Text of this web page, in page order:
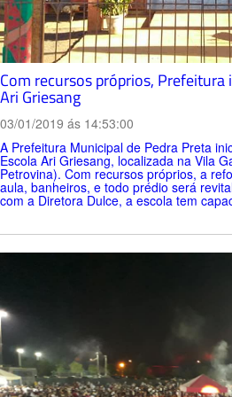
Com recursos próprios,
Ari Griesang
03/01/2019 ás 14:53:00
A Prefeitura Municipal de Pedra Preta
Escola Ari Griesang, localizada na Vila
Petrovina). Com recursos próprios, a
aula, banheiros, e todo prédio será
com a Diretora Dulce, a escola tem